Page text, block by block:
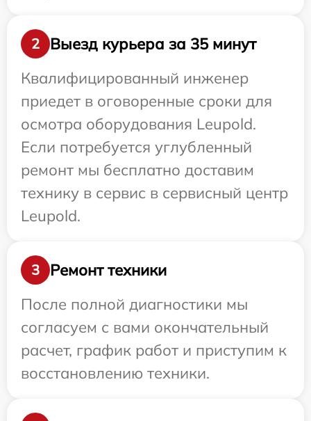
2
Выезд курьера за 35 минут
Квалифицированный инженер
приедет в оговоренные сроки для
осмотра оборудования Leupold.
Если потребуется углубленный
ремонт мы бесплатно доставим
технику в сервис в сервисный центр
Leupold.
3
Ремонт техники
После полной диагностики мы
согласуем с вами окончательный
расчет, график работ и приступим к
восстановлению техники.